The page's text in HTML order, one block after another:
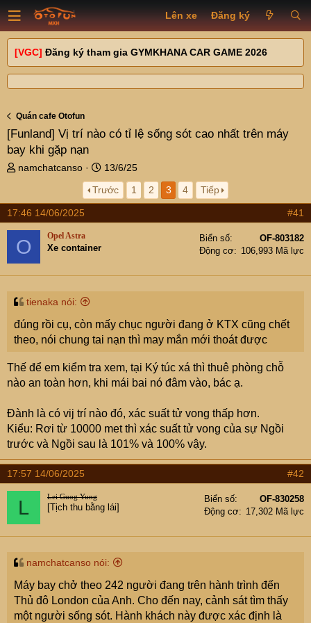
Lên xe Đăng ký
[VGC] Đăng ký tham gia GYMKHANA CAR GAME 2026
Quán cafe Otofun
[Funland] Vị trí nào có tỉ lệ sống sót cao nhất trên máy
bay khi gặp nạn
T
e
a
d
s
t
r
namchatcanso
N
g
à
y
13/6/25
Trước
1 2 3 4 Tiếp
17:46 14/06/2025 #41
O Opel Astra
Xe container
Biển số
OF-803182
Động cơ
106,993 Mã lực
tienaka nói:
đúng rồi cụ, còn mấy chục người đang ở KTX cũng chết
theo, nói chung tai nạn thì may mắn mới thoát được
Thế để em kiểm tra xem, tại Ký túc xá thì thuê phòng chỗ
nào an toàn hơn, khi mái bai nó đâm vào, bác ạ.
Đành là có vij trí nào đó, xác suất tử vong thấp hơn.
Kiểu: Rơi từ 10000 met thì xác suất tử vong của sự Ngồi
trước và Ngồi sau là 101% và 100% vậy.
17:57 14/06/2025 #42
L Lei Guog Yung
[Tịch thu bằng lái]
Biển số
OF-830258
Động cơ
17,302 Mã lực
namchatcanso nói:
Máy bay chở theo 242 người đang trên hành trình đến
Thủ đô London của Anh. Cho đến nay, cảnh sát tìm thấy
một người sống sót. Hành khách này được xác định là